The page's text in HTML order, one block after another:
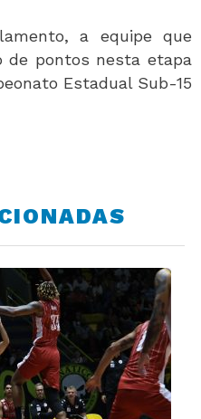
a equipe que
de pontos nesta etapa
Estadual Sub-15